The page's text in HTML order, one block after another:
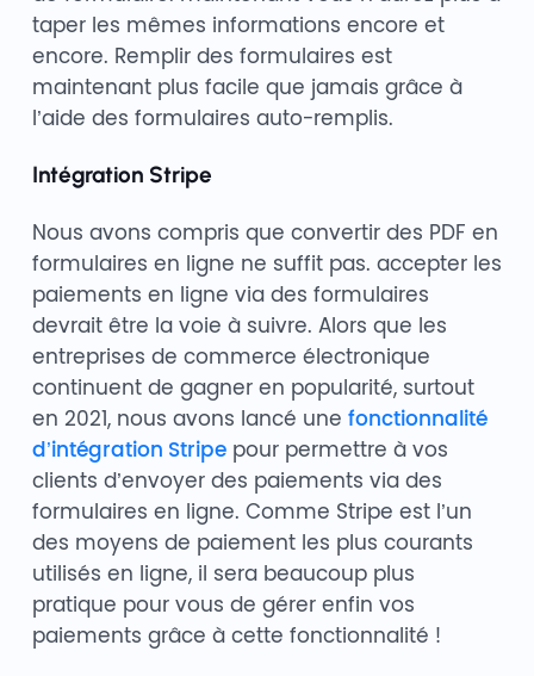
taper les mêmes informations encore et
encore. Remplir des formulaires est
maintenant plus facile que jamais grâce à
l’aide des formulaires auto-remplis.
Intégration Stripe
Nous avons compris que convertir des PDF en
formulaires en ligne ne suffit pas. accepter les
paiements en ligne via des formulaires
devrait être la voie à suivre. Alors que les
entreprises de commerce électronique
continuent de gagner en popularité, surtout
en 2021, nous avons lancé une fonctionnalité
d’intégration Stripepour permettre à vos
clients d’envoyer des paiements via des
formulaires en ligne. Comme Stripe est l’un
des moyens de paiement les plus courants
utilisés en ligne, il sera beaucoup plus
pratique pour vous de gérer enfin vos
paiements grâce à cette fonctionnalité !